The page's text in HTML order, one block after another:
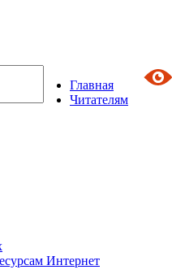
Главная
Читателям
Интернет